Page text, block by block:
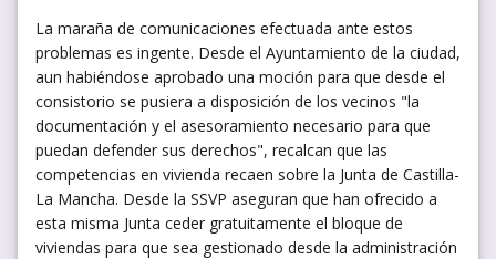
La maraña de comunicaciones efectuada ante estos
problemas es ingente. Desde el Ayuntamiento de la ciudad,
aun habiéndose aprobado una moción para que desde el
consistorio se pusiera a disposición de los vecinos "la
documentación y el asesoramiento necesario para que
puedan defender sus derechos", recalcan que las
competencias en vivienda recaen sobre la Junta de Castilla-
La Mancha. Desde la SSVP aseguran que han ofrecido a
esta misma Junta ceder gratuitamente el bloque de
viviendas para que sea gestionado desde la administración